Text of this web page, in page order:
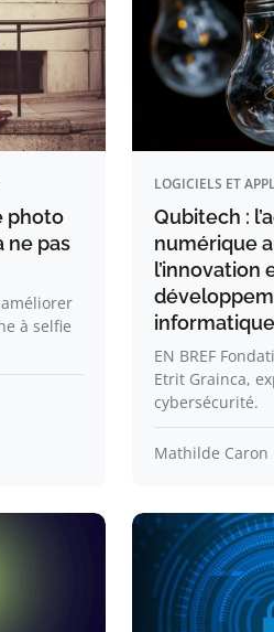
photo
ne pas
améliorer
à selfie
LOGICIELS ET
Qubitech :
numérique
l’innovation
informatique
EN BREF
Etrit Grainca,
cybersécurité.
Mathilde Caron